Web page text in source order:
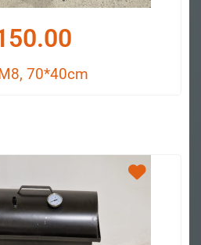
70*40cm